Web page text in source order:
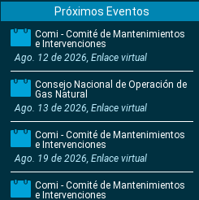
Próximos Eventos
Comi - Comité de Mantenimientos
e Intervenciones
Ago. 12 de 2026, Enlace virtual
Consejo Nacional de Operación de
Gas Natural
Ago. 13 de 2026, Enlace virtual
Comi - Comité de Mantenimientos
e Intervenciones
Ago. 19 de 2026, Enlace virtual
Comi - Comité de Mantenimientos
e Intervenciones